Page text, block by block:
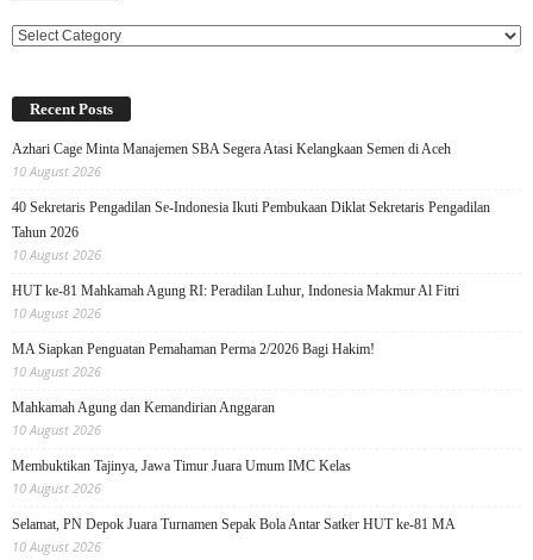
Categories
Recent Posts
Azhari Cage Minta Manajemen SBA Segera Atasi Kelangkaan Semen di Aceh
10 August 2026
40 Sekretaris Pengadilan Se-Indonesia Ikuti Pembukaan Diklat Sekretaris Pengadilan
Tahun 2026
10 August 2026
HUT ke-81 Mahkamah Agung RI: Peradilan Luhur, Indonesia Makmur Al Fitri
10 August 2026
MA Siapkan Penguatan Pemahaman Perma 2/2026 Bagi Hakim!
10 August 2026
Mahkamah Agung dan Kemandirian Anggaran
10 August 2026
Membuktikan Tajinya, Jawa Timur Juara Umum IMC Kelas
10 August 2026
Selamat, PN Depok Juara Turnamen Sepak Bola Antar Satker HUT ke-81 MA
10 August 2026